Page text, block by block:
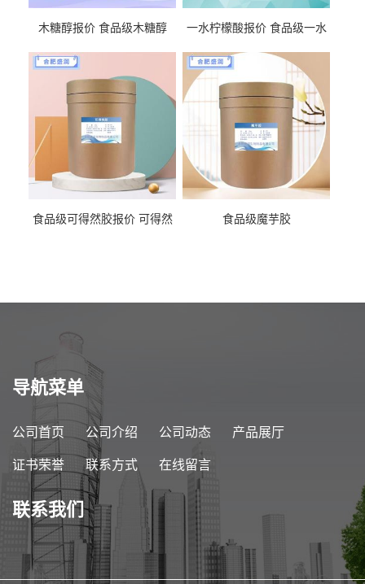
木糖醇报价 食品级木糖醇
一水柠檬酸报价 食品级一水
食品级可得然胶报价 可得然
食品级魔芋胶
导航菜单
公司首页 公司介绍 公司动态 产品展厅
证书荣誉 联系方式 在线留言
联系我们